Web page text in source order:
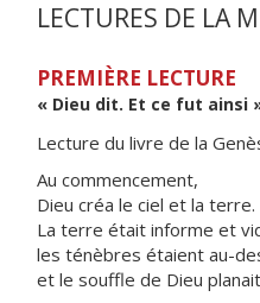
LECTURES DE LA
PREMIÈRE LECTURE
« Dieu dit. Et ce fut ainsi
Lecture du livre de la
Au commencement,
Dieu créa le ciel et la terre.
La terre était informe et
les ténèbres étaient au-
et le souffle de Dieu